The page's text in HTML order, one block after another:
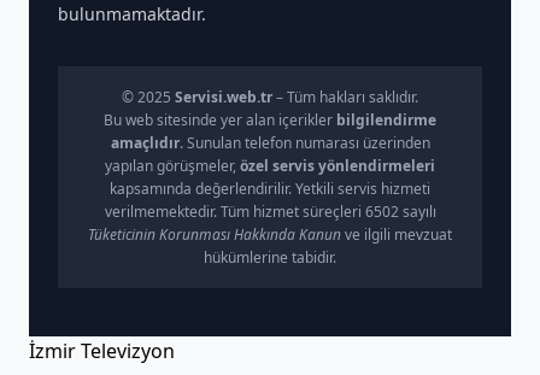
bulunmamaktadır.
© 2025 Servisi.web.tr– Tüm hakları saklıdır.
Bu web sitesinde yer alan içerikler bilgilendirme
amaçlıdır. Sunulan telefon numarası üzerinden
yapılan görüşmeler, özel servis yönlendirmeleri
kapsamında değerlendirilir. Yetkili servis hizmeti
verilmemektedir. Tüm hizmet süreçleri 6502 sayılı
Tüketicinin Korunması Hakkında Kanunve ilgili mevzuat
hükümlerine tabidir.
İzmir Televizyon